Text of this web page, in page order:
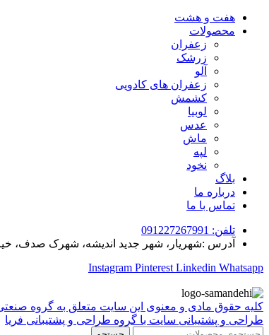
هفت و هشت
محصولات
زعفران
زرشک
آلو
زعفران های کادویی
کشمش
لوبیا
عدس
ماش
لپه
نخود
بلاگ
درباره ما
تماس با ما
تلفن: 091227267991
آدرس :شهریار، شهر جدید اندیشه، شهرک صدف،
Instagram Pinterest Linkedin Whatsapp
کلیه حقوق مادی و معنوی این سایت متعلق به گروه
طراحی و پشتیبانی سایت با گروه طراحی و پشتیبانی فریا